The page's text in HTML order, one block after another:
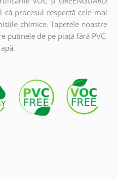
că procesul respectă cele mai
chimice. Tapetele noastre
puținele de pe piață fără PVC,